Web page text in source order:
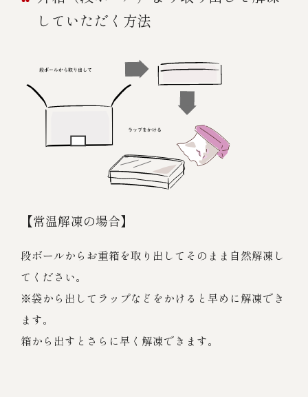
していただく方法
【常温解凍の場合】
段ボールからお重箱を取り出してそのまま自然解凍し
てください。
※袋から出してラップなどをかけると早めに解凍でき
ます。
箱から出すとさらに早く解凍できます。